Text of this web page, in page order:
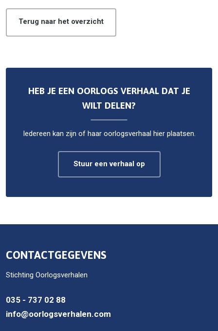
Terug naar het overzicht
HEB JE EEN OORLOGS VERHAAL DAT JE
WILT DELEN?
Iedereen kan zijn of haar oorlogsverhaal hier plaatsen.
Stuur een verhaal op
CONTACTGEGEVENS
Stichting Oorlogsverhalen
035 - 737 02 88
info@oorlogsverhalen.com